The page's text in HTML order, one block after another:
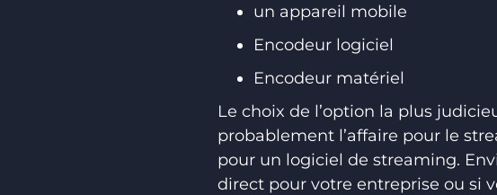
un appareil mobile
Encodeur logiciel
Encodeur matériel
Le choix de l’option la plus
probablement l’affaire pour le
pour un logiciel de streaming.
direct pour votre entreprise ou si